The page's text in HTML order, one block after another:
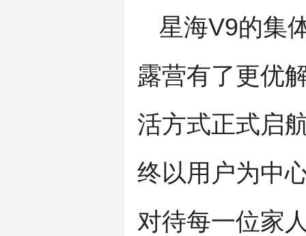
星海V9的集
露营有了更优
活方式正式启
终以用户为中
对待每一位家